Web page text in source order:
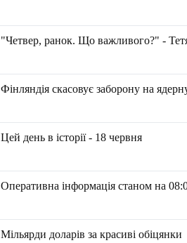
"Четвер, ранок. Що важливого?" -
Фінляндія скасовує заборону на
Цей день в історії - 18 червня
Оперативна інформація станом на
Мільярди доларів за красиві обіцянки